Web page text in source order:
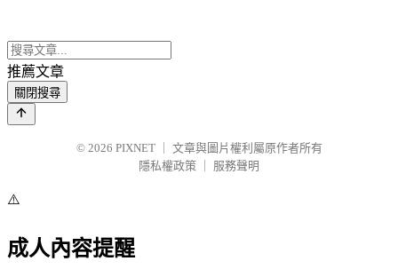
推薦文章
關閉搜尋
© 2026 PIXNET
文章與圖片權利屬原作者所有
隱私權政策
服務聲明
⚠️
成人內容提醒